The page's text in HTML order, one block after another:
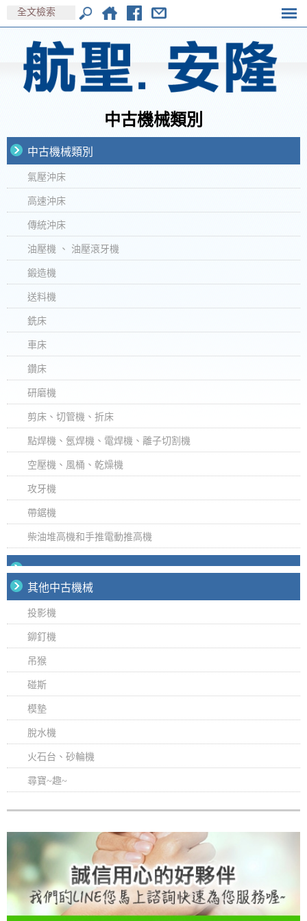
中古機械類別
中古機械類別
氣壓沖床
高速沖床
傳統沖床
油壓機 、 油壓滾牙機
鍛造機
送料機
銑床
車床
鑽床
研磨機
剪床、切管機、折床
點焊機、氬焊機、電焊機、離子切割機
空壓機、風桶、乾燥機
攻牙機
帶鋸機
柴油堆高機和手推電動推高機
其他中古機械
投影機
鉚釘機
吊猴
碰斯
模墊
脫水機
火石台、砂輪機
尋寶~趣~